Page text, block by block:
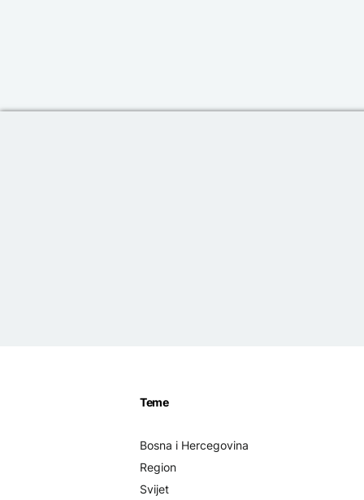
Teme
Bosna i Hercegovina
Region
Svijet